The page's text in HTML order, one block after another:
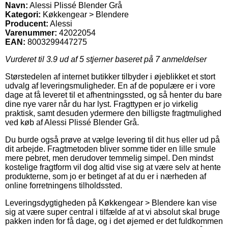
Navn: Alessi Plissé Blender Grå
Kategori: Køkkengear > Blendere
Producent: Alessi
Varenummer: 42022054
EAN: 8003299447275
Vurderet til 3.9 ud af 5 stjerner baseret på 7anmeldelser
Størstedelen af internet butikker tilbyder i øjeblikket et stort
udvalg af leveringsmuligheder. En af de populære er i vore
dage at få leveret til et afhentningssted, og så henter du bare
dine nye varer når du har lyst. Fragttypen er jo virkelig
praktisk, samt desuden ydermere den billigste fragtmulighed
ved køb af Alessi Plissé Blender Grå.
Du burde også prøve at vælge levering til dit hus eller ud på
dit arbejde. Fragtmetoden bliver somme tider en lille smule
mere pebret, men derudover temmelig simpel. Den mindst
kostelige fragtform vil dog altid vise sig at være selv at hente
produkterne, som jo er betinget af at du er i nærheden af
online forretningens tilholdssted.
Leveringsdygtigheden på Køkkengear > Blendere kan vise
sig at være super central i tilfælde af at vi absolut skal bruge
pakken inden for få dage, og i det øjemed er det fuldkommen